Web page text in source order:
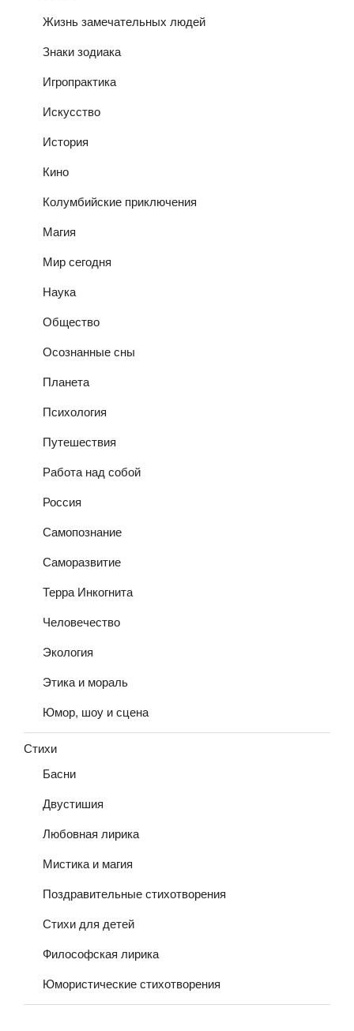
Жизнь замечательных людей
Знаки зодиака
Игропрактика
Искусство
История
Кино
Колумбийские приключения
Магия
Мир сегодня
Наука
Общество
Осознанные сны
Планета
Психология
Путешествия
Работа над собой
Россия
Самопознание
Саморазвитие
Терра Инкогнита
Человечество
Экология
Этика и мораль
Юмор, шоу и сцена
Стихи
Басни
Двустишия
Любовная лирика
Мистика и магия
Поздравительные стихотворения
Стихи для детей
Философская лирика
Юмористические стихотворения